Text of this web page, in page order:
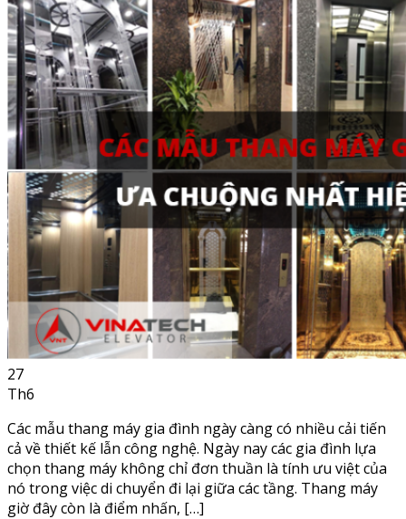
27
Th6
Các mẫu thang máy gia đình ngày càng có nhiều cải tiến
cả về thiết kế lẫn công nghệ. Ngày nay các gia đình lựa
chọn thang máy không chỉ đơn thuần là tính ưu việt của
nó trong việc di chuyển đi lại giữa các tầng. Thang máy
giờ đây còn là điểm nhấn, […]